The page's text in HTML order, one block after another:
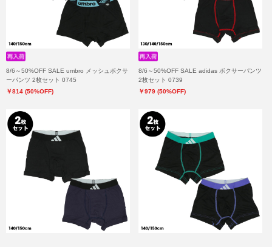
8/6～50%OFF SALE umbro メッシュボクサ
ーパンツ 2枚セット 0745
￥814 (50%OFF)
8/6～50%OFF SALE adidas ボクサーパンツ
2枚セット 0739
￥979 (50%OFF)